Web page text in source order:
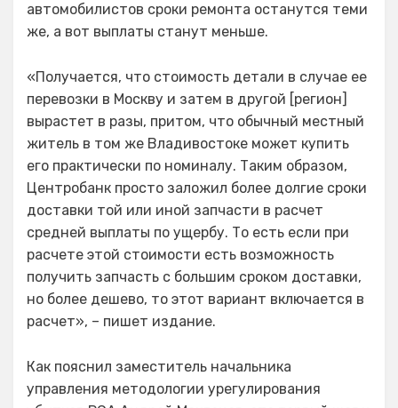
автомобилистов сроки ремонта останутся теми
же, а вот выплаты станут меньше.
«Получается, что стоимость детали в случае ее
перевозки в Москву и затем в другой [регион]
вырастет в разы, притом, что обычный местный
житель в том же Владивостоке может купить
его практически по номиналу. Таким образом,
Центробанк просто заложил более долгие сроки
доставки той или иной запчасти в расчет
средней выплаты по ущербу. То есть если при
расчете этой стоимости есть возможность
получить запчасть с большим сроком доставки,
но более дешево, то этот вариант включается в
расчет», – пишет издание.
Как пояснил заместитель начальника
управления методологии урегулирования